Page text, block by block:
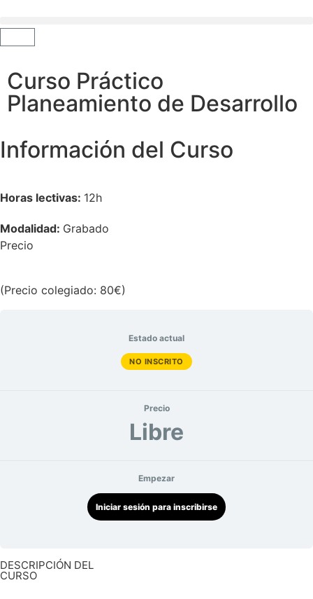
Curso Práctico
Planeamiento de Desarrollo
Información del Curso
Horas lectivas: 12h
Modalidad: Grabado
Precio
(Precio colegiado: 80€)
Estado actual
NO INSCRITO
Precio
Libre
Empezar
Iniciar sesión para inscribirse
DESCRIPCIÓN DEL
CURSO